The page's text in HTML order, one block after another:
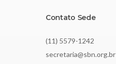
Contato Sede
(11) 5579-1242
secretaria@sbn.org.br